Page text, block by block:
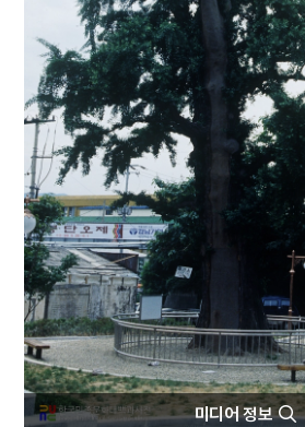
4 데릴사위
5 반야심경
6
7 개성 경천사지 십층석탑
8 경북대학교 상주캠퍼스
9
국방비
10 달서구
미디어 정보